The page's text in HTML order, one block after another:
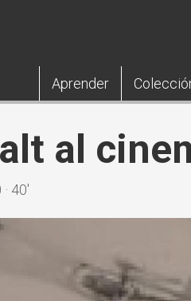
Aprender
al
40'